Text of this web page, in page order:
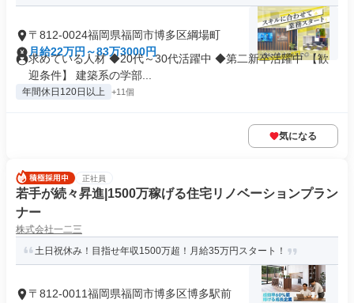
〒812-0024福岡県福岡市博多区綱場町
月給22万円～83万3000円
求めている人材 ◆20代～30代活躍中 ◆第二新卒活躍中 【歓
迎条件】 建築系の学部...
年間休日120日以上 +11個
気になる
正社員
若手が続々昇進|1500万稼げる住宅リノベーションプラン
ナー
株式会社一二三
土日祝休み！目指せ年収1500万超！月給35万円スタート！
〒812-0011福岡県福岡市博多区博多駅前